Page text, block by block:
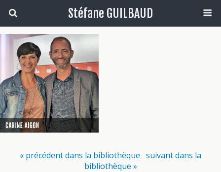
Stéfane GUILBAUD
« précédent dans la bibliothèque suivant dans la
bibliothèque »